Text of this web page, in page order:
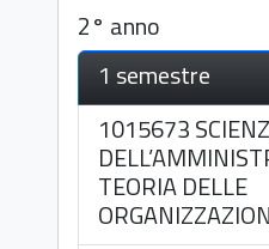
2° anno
1 semestre
1015673
TEORIA DELLE